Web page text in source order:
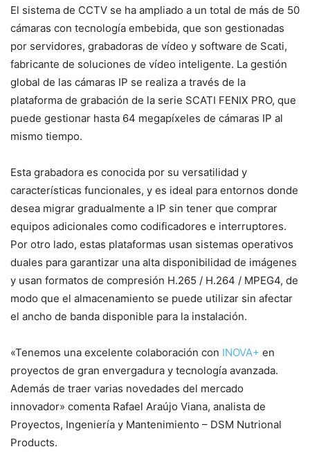
El sistema de CCTV se ha ampliado a un total de más de 50
cámaras con tecnología embebida, que son gestionadas
por servidores, grabadoras de vídeo y software de Scati,
fabricante de soluciones de vídeo inteligente. La gestión
global de las cámaras IP se realiza a través de la
plataforma de grabación de la serie SCATI FENIX PRO, que
puede gestionar hasta 64 megapíxeles de cámaras IP al
mismo tiempo.
Esta grabadora es conocida por su versatilidad y
características funcionales, y es ideal para entornos donde
desea migrar gradualmente a IP sin tener que comprar
equipos adicionales como codificadores e interruptores.
Por otro lado, estas plataformas usan sistemas operativos
duales para garantizar una alta disponibilidad de imágenes
y usan formatos de compresión H.265 / H.264 / MPEG4, de
modo que el almacenamiento se puede utilizar sin afectar
el ancho de banda disponible para la instalación.
«Tenemos una excelente colaboración con INOVA+ en
proyectos de gran envergadura y tecnología avanzada.
Además de traer varias novedades del mercado
innovador» comenta Rafael Araújo Viana, analista de
Proyectos, Ingeniería y Mantenimiento – DSM Nutrional
Products.